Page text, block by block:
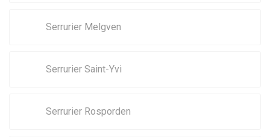
Serrurier Melgven
Serrurier Saint-Yvi
Serrurier Rosporden